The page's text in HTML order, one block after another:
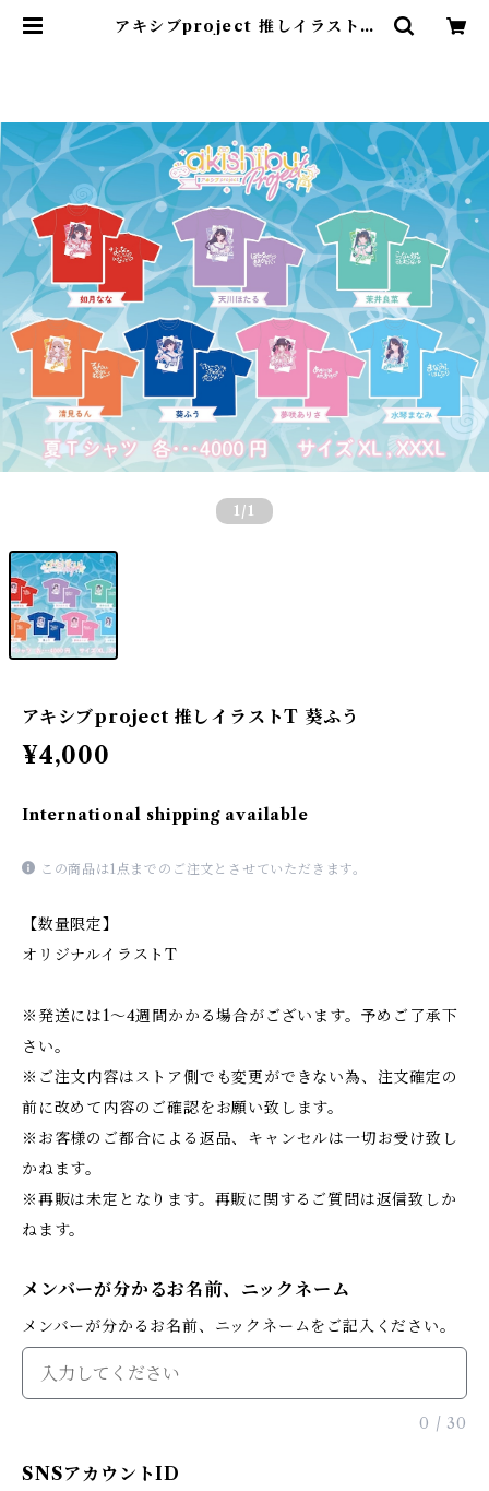
アキシブproject 推しイラストT
1 /1
アキシブproject 推しイラストT 葵ふう
¥4,000
International shipping available
この商品は1点までのご注文とさせていただきます。
【数量限定】
オリジナルイラストT
※発送には1〜4週間かかる場合がございます。予めご了承下
さい。
※ご注文内容はストア側でも変更ができない為、注文確定の
前に改めて内容のご確認をお願い致します。
※お客様のご都合による返品、キャンセルは一切お受け致し
かねます。
※再販は未定となります。再販に関するご質問は返信致しか
ねます。
メンバーが分かるお名前、ニックネーム
メンバーが分かるお名前、ニックネームをご記入ください。
0 / 30
SNSアカウントID